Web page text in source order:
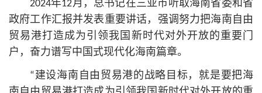
2024年12月， 总书记在三亚市听取海南省委和省
政府工作汇报并发表重要讲话，强调努力把海南自由
贸易港打造成为引领我国新时代对外开放的重要门
户，奋力谱写中国式现代化海南篇章。
“建设海南自由贸易港的战略目标，就是要把海